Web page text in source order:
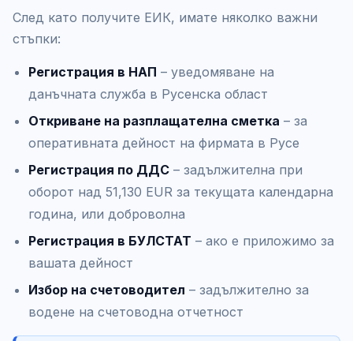
След като получите ЕИК, имате няколко важни
стъпки:
Регистрация в НАП – уведомяване на
данъчната служба в Русенска област
Откриване на разплащателна сметка – за
оперативната дейност на фирмата в Русе
Регистрация по ДДС – задължителна при
оборот над 51,130 EUR за текущата календарна
година, или доброволна
Регистрация в БУЛСТАТ – ако е приложимо за
вашата дейност
Избор на счетоводител – задължително за
водене на счетоводна отчетност